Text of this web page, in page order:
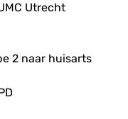
Utrecht
2 naar huisarts